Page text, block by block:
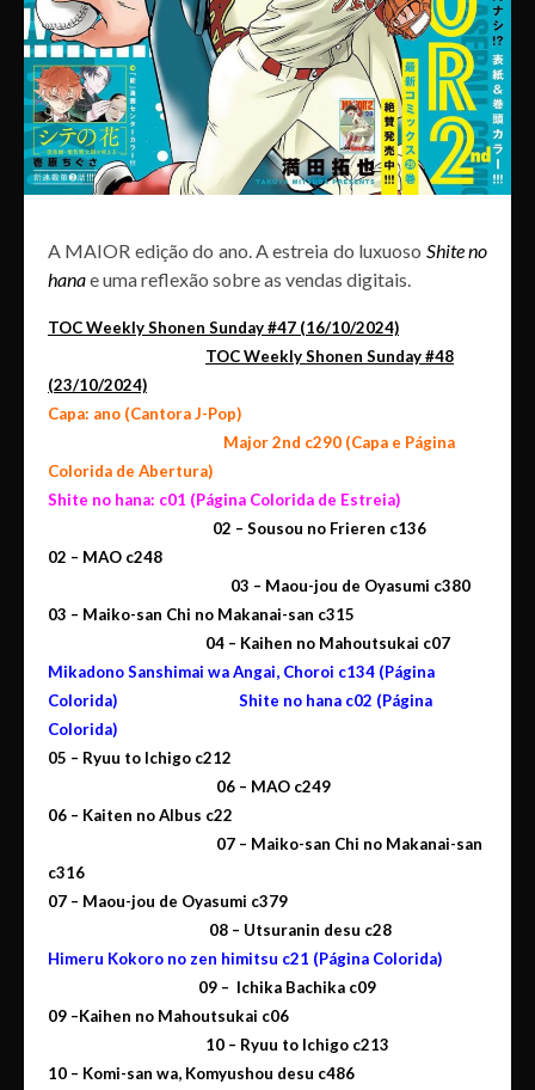
A MAIOR edição do ano. A estreia do luxuoso Shite no
hanae uma reflexão sobre as vendas digitais.
TOCWeekly Shonen Sunday #47 (16/10/2024)
TOC Weekly Shonen Sunday #48
(23/10/2024)
Capa: ano (Cantora J-Pop)
Major 2nd c290 (Capa e Página
Colorida de Abertura)
Shite no hana: c01 (Página Colorida de Estreia)
02 – Sousou no Frieren c136
02 – MAO c248
03 – Maou-jou de Oyasumi c380
03 – Maiko-san Chi no Makanai-san c315
04 – Kaihen no Mahoutsukai c07
Mikadono Sanshimai wa Angai, Choroi c134 (Página
Colorida)
Shite no hana c02 (Página
Colorida)
05 – Ryuu to Ichigo c212
06 – MAO c249
06 – Kaiten no Albus c22
07 – Maiko-san Chi no Makanai-san
c316
07 – Maou-jou de Oyasumi c379
08 – Utsuranin desu c28
Himeru Kokoro no zen himitsu c21 (Página Colorida)
09 – Ichika Bachika c09
09 –Kaihen no Mahoutsukai c06
10 – Ryuu to Ichigo c213
10 – Komi-san wa, Komyushou desu c486